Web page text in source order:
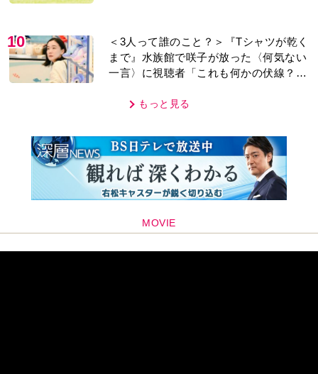
10
＜3人って誰のこと？＞『Tシャツが乾く
まで』水族館で咲子が放った〈何気ない
一言〉に視聴者「これも何かの伏線？」
もっと見る
MOVIE